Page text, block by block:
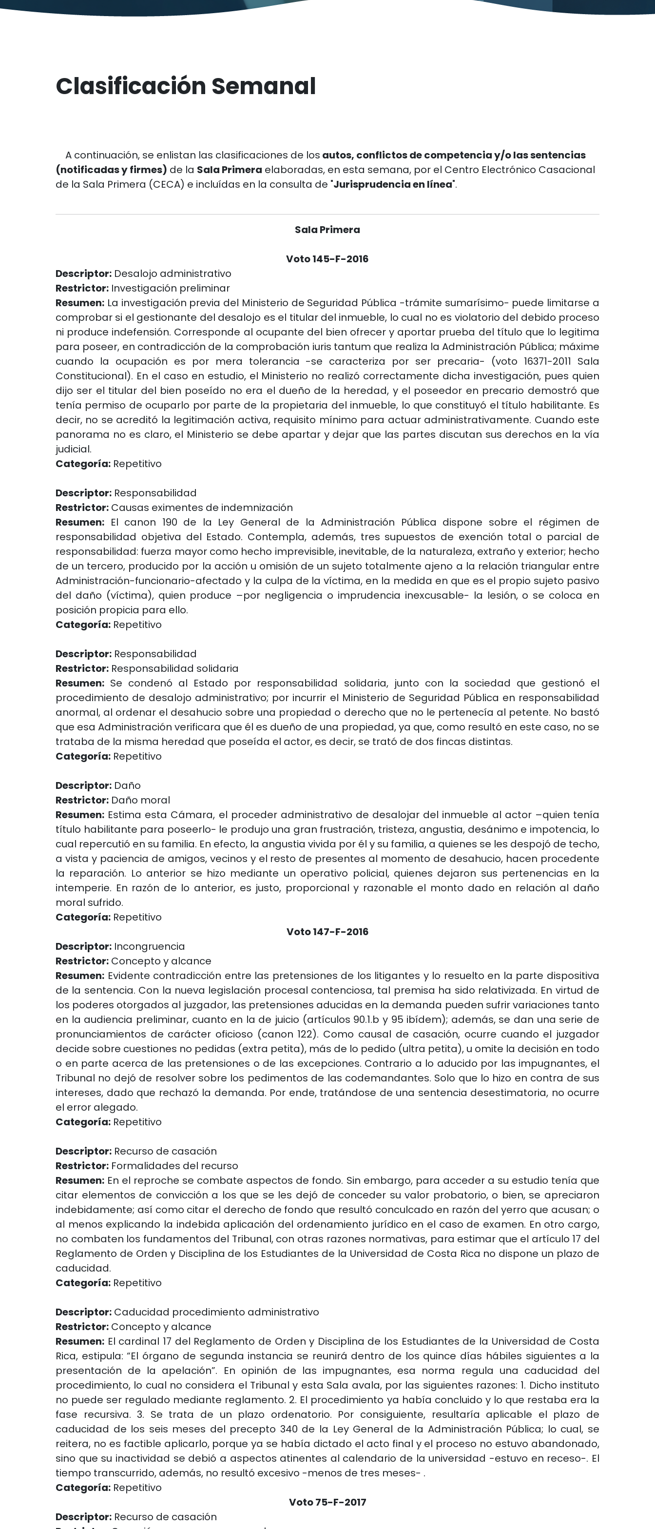
Clasificación Semanal
A continuación, se enlistan las clasificaciones de los autos, conflictos de competencia y/o las sentencias
(notificadas y firmes) de la Sala Primera elaboradas, en esta semana, por el Centro Electrónico Casacional
de la Sala Primera (CECA) e incluídas en la consulta de "Jurisprudencia en línea".
Sala Primera
Voto 145-F-2016
Descriptor: Desalojo administrativo
Restrictor: Investigación preliminar
Resumen: La investigación previa del Ministerio de Seguridad Pública -trámite sumarísimo- puede limitarse a
comprobar si el gestionante del desalojo es el titular del inmueble, lo cual no es violatorio del debido proceso
ni produce indefensión. Corresponde al ocupante del bien ofrecer y aportar prueba del título que lo legitima
para poseer, en contradicción de la comprobación iuris tantum que realiza la Administración Pública; máxime
cuando la ocupación es por mera tolerancia -se caracteriza por ser precaria- (voto 16371-2011 Sala
Constitucional). En el caso en estudio, el Ministerio no realizó correctamente dicha investigación, pues quien
dijo ser el titular del bien poseído no era el dueño de la heredad, y el poseedor en precario demostró que
tenía permiso de ocuparlo por parte de la propietaria del inmueble, lo que constituyó el título habilitante. Es
decir, no se acreditó la legitimación activa, requisito mínimo para actuar administrativamente. Cuando este
panorama no es claro, el Ministerio se debe apartar y dejar que las partes discutan sus derechos en la vía
judicial.
Categoría: Repetitivo
Descriptor: Responsabilidad
Restrictor: Causas eximentes de indemnización
Resumen: El canon 190 de la Ley General de la Administración Pública dispone sobre el régimen de
responsabilidad objetiva del Estado. Contempla, además, tres supuestos de exención total o parcial de
responsabilidad: fuerza mayor como hecho imprevisible, inevitable, de la naturaleza, extraño y exterior; hecho
de un tercero, producido por la acción u omisión de un sujeto totalmente ajeno a la relación triangular entre
Administración-funcionario-afectado y la culpa de la víctima, en la medida en que es el propio sujeto pasivo
del daño (víctima), quien produce –por negligencia o imprudencia inexcusable- la lesión, o se coloca en
posición propicia para ello.
Categoría: Repetitivo
Descriptor: Responsabilidad
Restrictor: Responsabilidad solidaria
Resumen: Se condenó al Estado por responsabilidad solidaria, junto con la sociedad que gestionó el
procedimiento de desalojo administrativo; por incurrir el Ministerio de Seguridad Pública en responsabilidad
anormal, al ordenar el desahucio sobre una propiedad o derecho que no le pertenecía al petente. No bastó
que esa Administración verificara que él es dueño de una propiedad, ya que, como resultó en este caso, no se
trataba de la misma heredad que poseída el actor, es decir, se trató de dos fincas distintas.
Categoría: Repetitivo
Descriptor: Daño
Restrictor: Daño moral
Resumen: Estima esta Cámara, el proceder administrativo de desalojar del inmueble al actor –quien tenía
título habilitante para poseerlo- le produjo una gran frustración, tristeza, angustia, desánimo e impotencia, lo
cual repercutió en su familia. En efecto, la angustia vivida por él y su familia, a quienes se les despojó de techo,
a vista y paciencia de amigos, vecinos y el resto de presentes al momento de desahucio, hacen procedente
la reparación. Lo anterior se hizo mediante un operativo policial, quienes dejaron sus pertenencias en la
intemperie. En razón de lo anterior, es justo, proporcional y razonable el monto dado en relación al daño
moral sufrido.
Categoría: Repetitivo
Voto 147-F-2016
Descriptor: Incongruencia
Restrictor: Concepto y alcance
Resumen: Evidente contradicción entre las pretensiones de los litigantes y lo resuelto en la parte dispositiva
de la sentencia. Con la nueva legislación procesal contenciosa, tal premisa ha sido relativizada. En virtud de
los poderes otorgados al juzgador, las pretensiones aducidas en la demanda pueden sufrir variaciones tanto
en la audiencia preliminar, cuanto en la de juicio (artículos 90.1.b y 95 ibídem); además, se dan una serie de
pronunciamientos de carácter oficioso (canon 122). Como causal de casación, ocurre cuando el juzgador
decide sobre cuestiones no pedidas (extra petita), más de lo pedido (ultra petita), u omite la decisión en todo
o en parte acerca de las pretensiones o de las excepciones. Contrario a lo aducido por las impugnantes, el
Tribunal no dejó de resolver sobre los pedimentos de las codemandantes. Solo que lo hizo en contra de sus
intereses, dado que rechazó la demanda. Por ende, tratándose de una sentencia desestimatoria, no ocurre
el error alegado.
Categoría: Repetitivo
Descriptor: Recurso de casación
Restrictor: Formalidades del recurso
Resumen: En el reproche se combate aspectos de fondo. Sin embargo, para acceder a su estudio tenía que
citar elementos de convicción a los que se les dejó de conceder su valor probatorio, o bien, se apreciaron
indebidamente; así como citar el derecho de fondo que resultó conculcado en razón del yerro que acusan; o
al menos explicando la indebida aplicación del ordenamiento jurídico en el caso de examen. En otro cargo,
no combaten los fundamentos del Tribunal, con otras razones normativas, para estimar que el artículo 17 del
Reglamento de Orden y Disciplina de los Estudiantes de la Universidad de Costa Rica no dispone un plazo de
caducidad.
Categoría: Repetitivo
Descriptor: Caducidad procedimiento administrativo
Restrictor: Concepto y alcance
Resumen: El cardinal 17 del Reglamento de Orden y Disciplina de los Estudiantes de la Universidad de Costa
Rica, estipula: “El órgano de segunda instancia se reunirá dentro de los quince días hábiles siguientes a la
presentación de la apelación”. En opinión de las impugnantes, esa norma regula una caducidad del
procedimiento, lo cual no considera el Tribunal y esta Sala avala, por las siguientes razones: 1. Dicho instituto
no puede ser regulado mediante reglamento. 2. El procedimiento ya había concluido y lo que restaba era la
fase recursiva. 3. Se trata de un plazo ordenatorio. Por consiguiente, resultaría aplicable el plazo de
caducidad de los seis meses del precepto 340 de la Ley General de la Administración Pública; lo cual, se
reitera, no es factible aplicarlo, porque ya se había dictado el acto final y el proceso no estuvo abandonado,
sino que su inactividad se debió a aspectos atinentes al calendario de la universidad -estuvo en receso-. El
tiempo transcurrido, además, no resultó excesivo -menos de tres meses- .
Categoría: Repetitivo
Voto 75-F-2017
Descriptor: Recurso de casación